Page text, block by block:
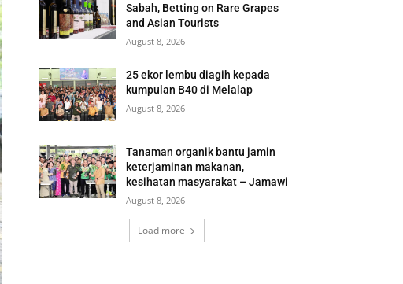
Sabah, Betting on Rare Grapes
and Asian Tourists
August 8, 2026
25 ekor lembu diagih kepada
kumpulan B40 di Melalap
August 8, 2026
Tanaman organik bantu jamin
keterjaminan makanan,
kesihatan masyarakat – Jamawi
August 8, 2026
Load more